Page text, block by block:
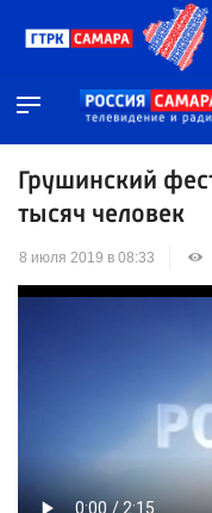
Грушинский
тысяч человек
8 июля 2019 в 08:33